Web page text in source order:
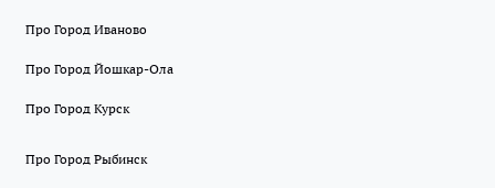
Про Город Иваново
Про Город Йошкар-Ола
Про Город Курск
Про Город Рыбинск